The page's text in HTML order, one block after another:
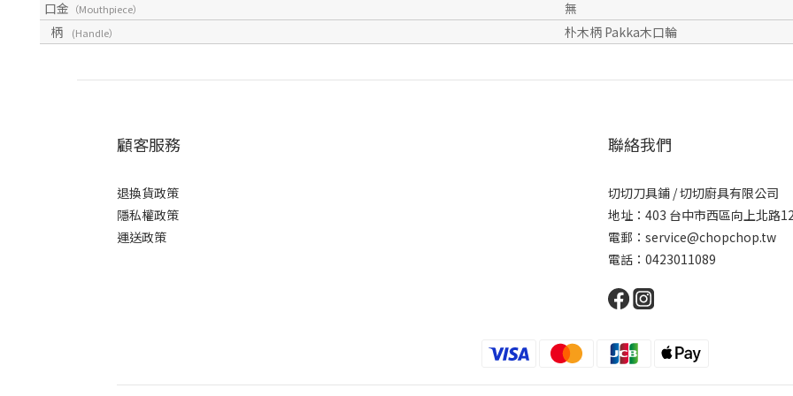
口金 （Mouthpiece）
無
柄 (Handle） 朴木柄 Pakka木口輪
顧客服務
退換貨政策
隱私權政策
運送政策
聯絡我們
切切刀具鋪 / 切切廚具有限公司
地址：403 台中市西區向上北路
電郵：service@chopchop.tw
電話：0423011089